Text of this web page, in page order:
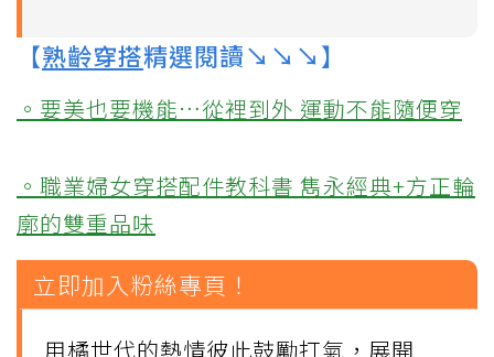
【熟齡穿搭精選閱讀↘↘↘】
。要美也要機能…從裡到外 運動不能隨便穿
。職業婦女穿搭配件教科書 雋永經典+方正輪
廓的雙重品味
立即加入粉絲專頁！
用橘世代的熱情彼此鼓勵打氣，展開